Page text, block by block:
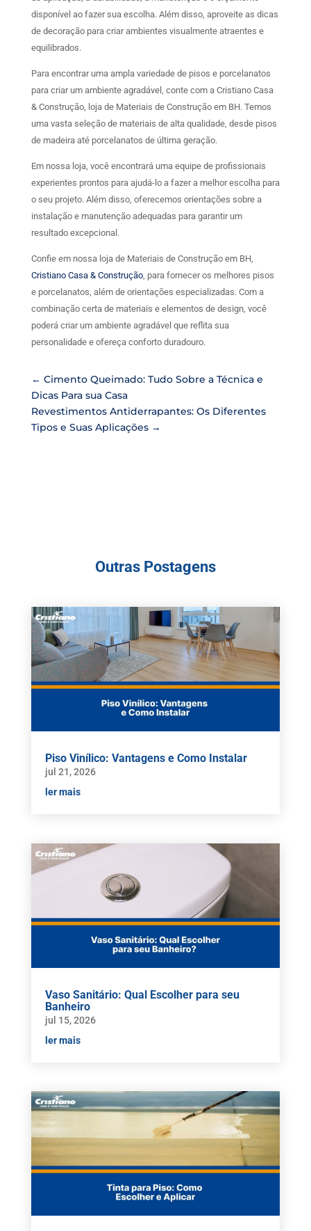
disponível ao fazer sua escolha. Além disso, aproveite as dicas
de decoração para criar ambientes visualmente atraentes e
equilibrados.
Para encontrar uma ampla variedade de pisos e porcelanatos
para criar um ambiente agradável, conte com a Cristiano Casa
& Construção, loja de Materiais de Construção em BH. Temos
uma vasta seleção de materiais de alta qualidade, desde pisos
de madeira até porcelanatos de última geração.
Em nossa loja, você encontrará uma equipe de profissionais
experientes prontos para ajudá-lo a fazer a melhor escolha para
o seu projeto. Além disso, oferecemos orientações sobre a
instalação e manutenção adequadas para garantir um
resultado excepcional.
Confie em nossa loja de Materiais de Construção em BH,
Cristiano Casa & Construção, para fornecer os melhores pisos
e porcelanatos, além de orientações especializadas. Com a
combinação certa de materiais e elementos de design, você
poderá criar um ambiente agradável que reflita sua
personalidade e ofereça conforto duradouro.
← Cimento Queimado: Tudo Sobre a Técnica e
Dicas Para sua Casa
Revestimentos Antiderrapantes: Os Diferentes
Tipos e Suas Aplicações→
Outras Postagens
Piso Vinílico: Vantagens e Como Instalar
jul 21, 2026
ler mais
Vaso Sanitário: Qual Escolher para seu
Banheiro
jul 15, 2026
ler mais